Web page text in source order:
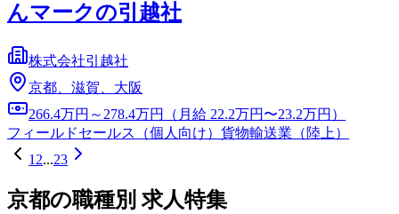
んマークの引越社
株式会社引越社
京都、滋賀、大阪
266.4万円～278.4万円（月給 22.2万円〜23.2万円）
フィールドセールス（個人向け） 貨物輸送業（陸上）
1 2...23
京都の職種別 求人特集